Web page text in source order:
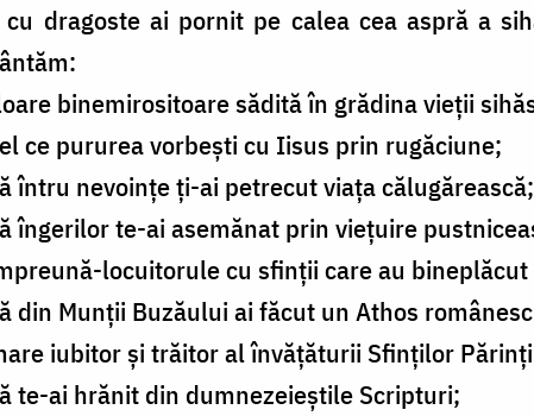
cu dragoste ai pornit pe calea cea aspră a
binemirositoare sădită în grădina vieții
ce pururea vorbești cu Iisus prin rugăciune;
întru nevoințe ți-ai petrecut viața călugărească;
îngerilor te-ai asemănat prin viețuire
locuitorule cu sfinții care au
din Munții Buzăului ai făcut un Athos
iubitor și trăitor al învățăturii Sfinților
te-ai hrănit din dumnezeieștile Scripturi;